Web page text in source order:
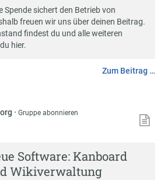
Spende sichert den Betrieb von
freuen wir uns über deinen Beitrag.
findest du und alle weiteren
hier.
Zum Beitrag …
·Gruppe abonnieren
Software: Kanboard
Wikiverwaltung